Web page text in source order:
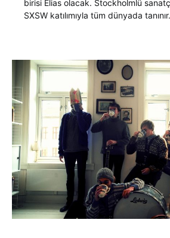
birisi Elias olacak. Stockholmlü
SXSW katılımıyla tüm dünyada